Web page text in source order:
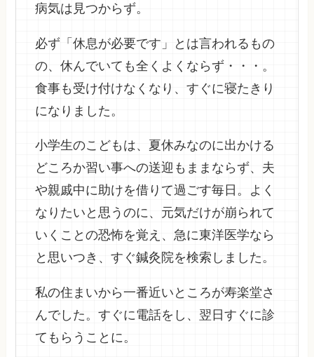
病気は見つからず。
必ず「休息が必要です」とは言われるもの
の、休んでいても全くよくならず・・・。
食事も受け付けなくなり、すぐに寝たきり
になりました。
小学生のこどもは、夏休みなのに出かける
どころか習い事への送迎もままならず、夫
や親戚中に助けを借りて過ごす毎日。よく
なりたいと思うのに、元気だけが崩られて
いくことの恐怖を覚え、急に東洋医学なら
と思いつき、すぐ鍼灸院を検索しました。
私の住まいから一番近いところが寿楽堂さ
んでした。すぐに電話をし、翌日すぐに診
てもらうことに。